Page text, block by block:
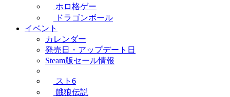
ホロ格ゲー
ドラゴンボール
イベント
カレンダー
発売日・アップデート日
Steam版セール情報
スト6
餓狼伝説